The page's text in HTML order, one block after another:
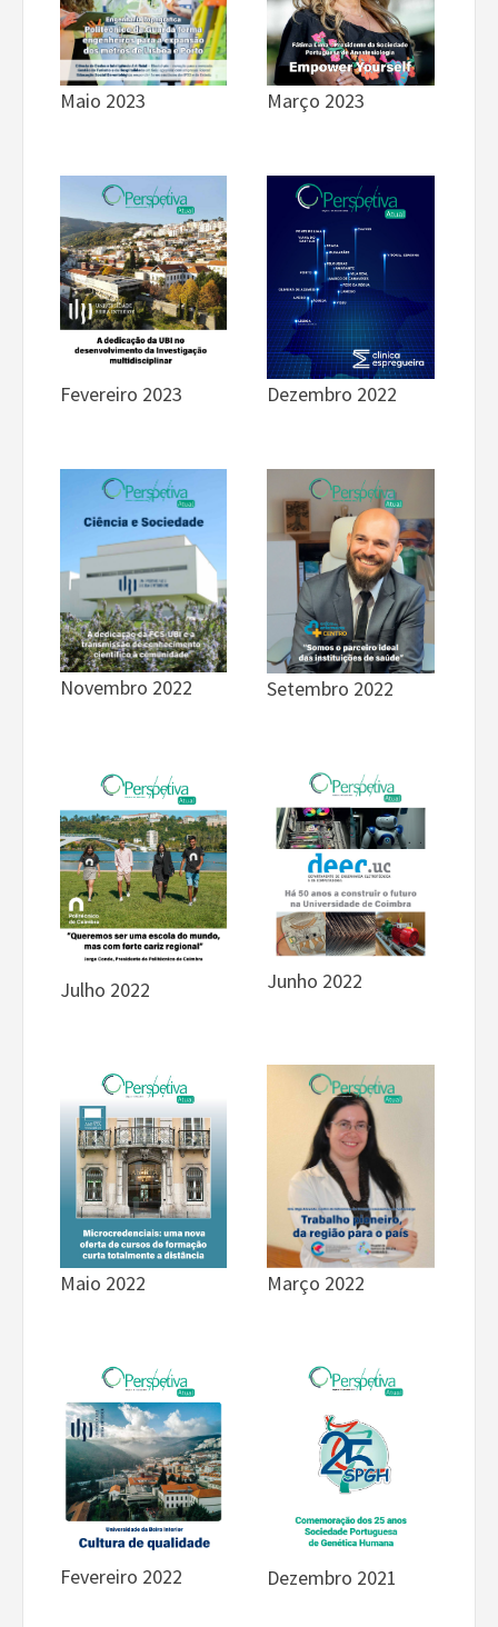
Maio 2023 Março 2023
Fevereiro 2023 Dezembro 2022
Novembro 2022 Setembro 2022
Julho 2022 Junho 2022
Maio 2022 Março 2022
Fevereiro 2022 Dezembro 2021